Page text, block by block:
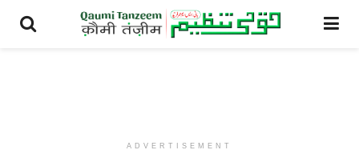
ADVERTISEMENT